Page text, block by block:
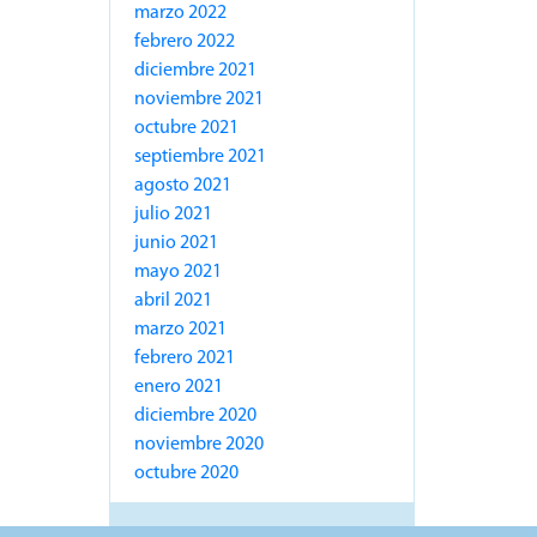
marzo 2022
febrero 2022
diciembre 2021
noviembre 2021
octubre 2021
septiembre 2021
agosto 2021
julio 2021
junio 2021
mayo 2021
abril 2021
marzo 2021
febrero 2021
enero 2021
diciembre 2020
noviembre 2020
octubre 2020